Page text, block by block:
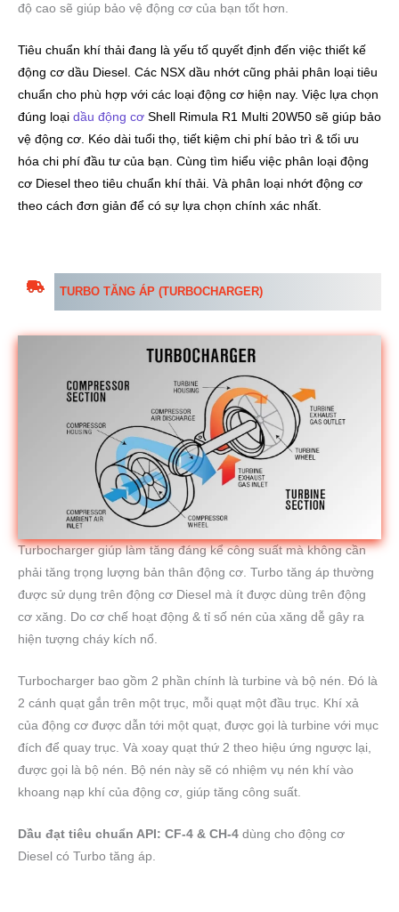
độ cao sẽ giúp bảo vệ động cơ của bạn tốt hơn.
Tiêu chuẩn khí thải đang là yếu tố quyết định đến việc thiết kế
động cơ dầu Diesel. Các NSX dầu nhớt cũng phải phân loại tiêu
chuẩn cho phù hợp với các loại động cơ hiện nay. Việc lựa chọn
đúng loại dầu động cơ Shell Rimula R1 Multi 20W50 sẽ giúp bảo
vệ động cơ. Kéo dài tuổi thọ, tiết kiệm chi phí bảo trì & tối ưu
hóa chi phí đầu tư của bạn. Cùng tìm hiểu việc phân loại động
cơ Diesel theo tiêu chuẩn khí thải. Và phân loại nhớt động cơ
theo cách đơn giản để có sự lựa chọn chính xác nhất.
TURBO TĂNG ÁP (TURBOCHARGER)
Turbocharger giúp làm tăng đáng kể công suất mà không cần
phải tăng trọng lượng bản thân động cơ. Turbo tăng áp thường
được sử dụng trên động cơ Diesel mà ít được dùng trên động
cơ xăng. Do cơ chế hoạt động & tỉ số nén của xăng dễ gây ra
hiện tượng cháy kích nổ.
Turbocharger bao gồm 2 phần chính là turbine và bộ nén. Đó là
2 cánh quạt gắn trên một trục, mỗi quạt một đầu trục. Khí xả
của động cơ được dẫn tới một quạt, được gọi là turbine với mục
đích để quay trục. Và xoay quạt thứ 2 theo hiệu ứng ngược lại,
được gọi là bộ nén. Bộ nén này sẽ có nhiệm vụ nén khí vào
khoang nạp khí của động cơ, giúp tăng công suất.
Dầu đạt tiêu chuẩn API: CF-4 & CH-4 dùng cho động cơ
Diesel có Turbo tăng áp.